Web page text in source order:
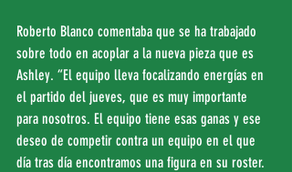
Roberto Blanco comentaba que se ha trabajado
sobre todo en acoplar a la nueva pieza que es
Ashley. “El equipo lleva focalizando energías en
el partido del jueves, que es muy importante
para nosotros. El equipo tiene esas ganas y ese
deseo de competir contra un equipo en el que
día tras día encontramos una figura en su roster.